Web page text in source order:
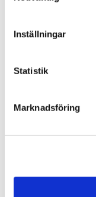
Inställningar
Statistik
Marknadsföring